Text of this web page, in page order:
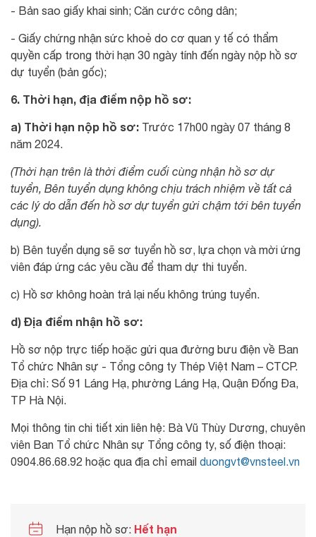
- Bản sao giấy khai sinh; Căn cước công dân;
- Giấy chứng nhận sức khoẻ do cơ quan y tế có thẩm
quyền cấp trong thời hạn 30 ngày tính đến ngày nộp hồ sơ
dự tuyển (bản gốc);
6. Thời hạn, địa điểm nộp hồ sơ:
a) Thời hạn nộp hồ sơ: Trước 17h00 ngày 07 tháng 8
năm 2024.
(Thời hạn trên là thời điểm cuối cùng nhận hồ sơ dự
tuyển, Bên tuyển dụng không chịu trách nhiệm về tất cả
các lý do dẫn đến hồ sơ dự tuyển gửi chậm tới bên tuyển
dụng).
b) Bên tuyển dụng sẽ sơ tuyển hồ sơ, lựa chọn và mời ứng
viên đáp ứng các yêu cầu để tham dự thi tuyển.
c) Hồ sơ không hoàn trả lại nếu không trúng tuyển.
d) Địa điểm nhận hồ sơ:
Hồ sơ nộp trực tiếp hoặc gửi qua đường bưu điện về Ban
Tổ chức Nhân sự - Tổng công ty Thép Việt Nam – CTCP.
Địa chỉ: Số 91 Láng Hạ, phường Láng Hạ, Quận Đống Đa,
TP Hà Nội.
Mọi thông tin chi tiết xin liên hệ: Bà Vũ Thùy Dương, chuyên
viên Ban Tổ chức Nhân sự Tổng công ty, số điện thoại:
0904.86.68.92 hoặc qua địa chỉ email duongvt@vnsteel.vn
Hạn nộp hồ sơ: Hết hạn